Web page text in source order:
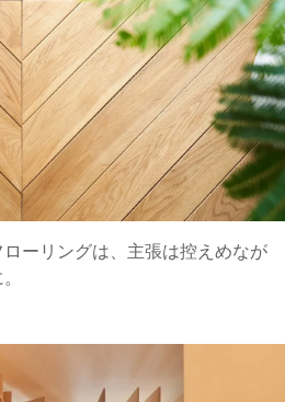
ーリングは、主張は控えめなが